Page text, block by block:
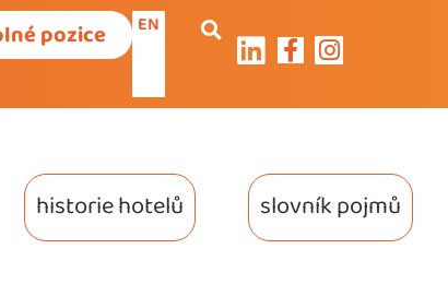
pozice EN
historie hotelů slovník pojmů